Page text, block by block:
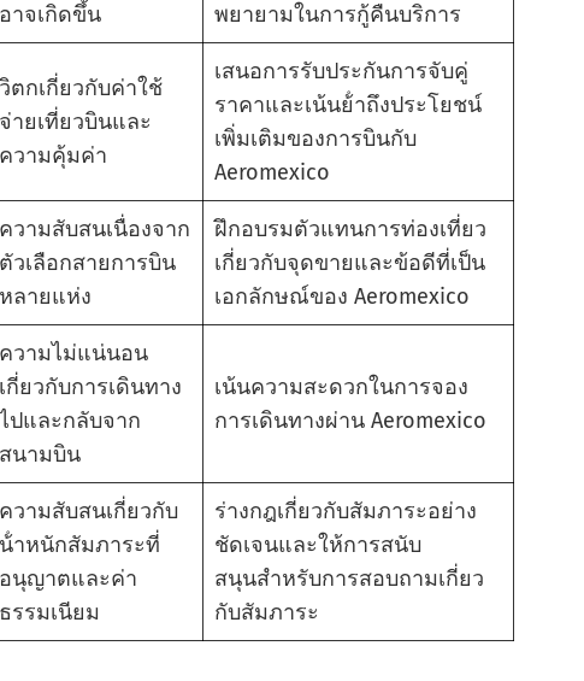
อาจเกิดขึ้น
พยายามในการกู้คืนบริการ
วิตกเกี่ยวกับค่าใช้
จ่ายเที่ยวบินและ
ความคุ้มค่า
เสนอการรับประกันการจับคู่
ราคาและเน้นย้ําถึงประโยชน์
เพิ่มเติมของการบินกับ
Aeromexico
ความสับสนเนื่องจาก
ตัวเลือกสายการบิน
หลายแห่ง
ฝึกอบรมตัวแทนการท่องเที่ยว
เกี่ยวกับจุดขายและข้อดีที่เป็น
เอกลักษณ์ของ Aeromexico
ความไม่แน่นอน
เกี่ยวกับการเดินทาง
ไปและกลับจาก
สนามบิน
เน้นความสะดวกในการจอง
การเดินทางผ่าน Aeromexico
ความสับสนเกี่ยวกับ
น้ําหนักสัมภาระที่
อนุญาตและค่า
ธรรมเนียม
ร่างกฎเกี่ยวกับสัมภาระอย่าง
ชัดเจนและให้การสนับ
สนุนสําหรับการสอบถามเกี่ยว
กับสัมภาระ